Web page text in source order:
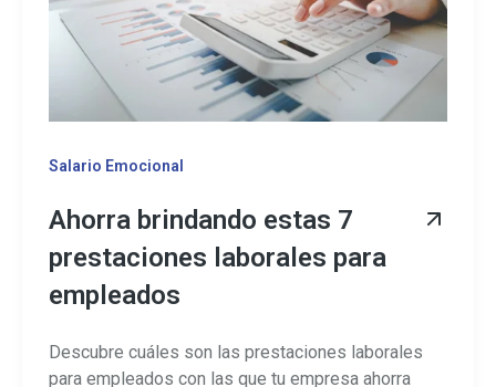
Salario Emocional
Ahorra brindando estas 7
prestaciones laborales para
empleados
Descubre cuáles son las prestaciones laborales
para empleados con las que tu empresa ahorra